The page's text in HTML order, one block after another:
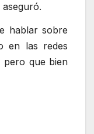
hablar sobre
en las redes
pero que bien